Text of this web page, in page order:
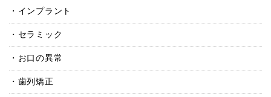
インプラント
セラミック
お口の異常
歯列矯正